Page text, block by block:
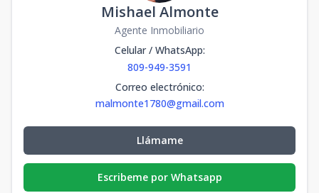
Mishael Almonte
Agente Inmobiliario
Celular / WhatsApp:
809-949-3591
Correo electrónico:
malmonte1780@gmail.com
Llámame
Escribeme por Whatsapp